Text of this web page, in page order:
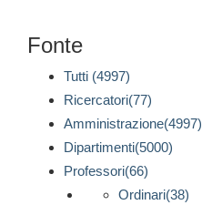
Fonte
Tutti (4997)
Ricercatori(77)
Amministrazione(4997)
Dipartimenti(5000)
Professori(66)
Ordinari(38)